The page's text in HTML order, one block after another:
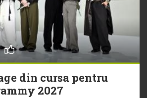
din cursa pentru
2027